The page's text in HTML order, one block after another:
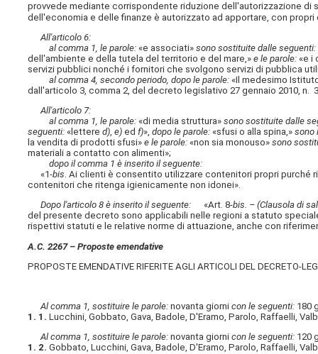
provvede mediante corrispondente riduzione dell'autorizzazione di
dell'economia e delle finanze è autorizzato ad apportare, con
All'articolo 6:
al comma 1, le parole: «e associati»sono sostituite dalle seguenti:
dell'ambiente e della tutela del territorio e del mare,»e le parole: «e i
servizi pubblici nonché i fornitori che svolgono servizi di pubblica
al comma 4, secondo periodo, dopo le parole: «Il medesimo
dall'articolo 3, comma 2, del decreto legislativo 27 gennaio 2010, n.
All'articolo 7:
al comma 1, le parole: «di media struttura»sono sostituite dalle
seguenti: «lettered),e) edf)»,dopo le parole:«sfusi o alla spina,»sono
la vendita di prodotti sfusi»e le parole: «non sia monouso»sono
materiali a contatto con alimenti»;
dopo il comma 1 è inserito il seguente:
«1-bis. Ai clienti è consentito utilizzare contenitori propri purché
contenitori che ritenga igienicamente non idonei».
Dopo l'articolo 8 è inserito il seguente: «Art. 8-bis. – (Clausola di
del presente decreto sono applicabili nelle regioni a statuto
rispettivi statuti e le relative norme di attuazione, anche con
A.C. 2267 – Proposte emendative
PROPOSTE EMENDATIVE RIFERITE AGLI ARTICOLI DEL DECRETO-
Al comma 1, sostituire le parole: novanta giornicon le seguenti: 180
1. 1. Lucchini, Gobbato, Gava, Badole, D'Eramo, Parolo, Raffaelli,
Al comma 1, sostituire le parole: novanta giornicon le seguenti: 120
1. 2. Gobbato, Lucchini, Gava, Badole, D'Eramo, Parolo, Raffaelli,